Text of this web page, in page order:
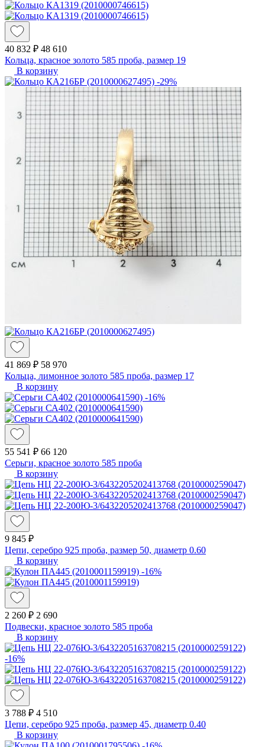
40 832 ₽ 48 610
Кольца, красное золото 585 проба, размер 19
В корзину
-29%
41 869 ₽ 58 970
Кольца, лимонное золото 585 проба, размер 17
В корзину
-16%
55 541 ₽ 66 120
Серьги, красное золото 585 проба
В корзину
9 845 ₽
Цепи, серебро 925 проба, размер 50, диаметр 0.60
В корзину
-16%
2 260 ₽ 2 690
Подвески, красное золото 585 проба
В корзину
-16%
3 788 ₽ 4 510
Цепи, серебро 925 проба, размер 45, диаметр 0.40
В корзину